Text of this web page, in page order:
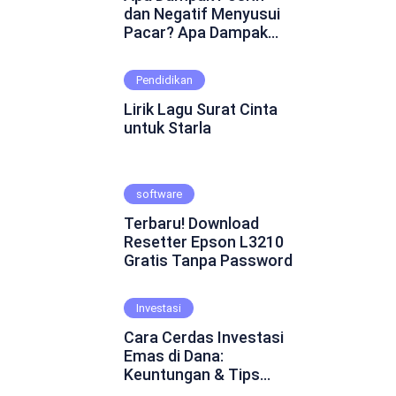
dan Negatif Menyusui
Pacar? Apa Dampak
Menyusui Pacar?
Mungkin ini adalah
pertanyaan yang
muncul dalam
fenomena yang cukup
kontroversial dalam
hubungan asmara.
Beberapa orang
percaya bahwa
menyusui pacar dapat
emosional dan
menghadirkan
keintiman yang lebih
dalam. Namun, ada juga
yang skeptis dan
Pendidikan
Lirik Lagu Surat Cinta
untuk Starla
software
Terbaru! Download
Resetter Epson L3210
Gratis Tanpa Password
Investasi
Cara Cerdas Investasi
Emas di Dana:
Keuntungan & Tips